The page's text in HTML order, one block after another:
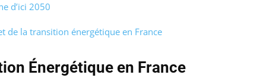
d’ici 2050
de la transition énergétique en France
Énergétique en France